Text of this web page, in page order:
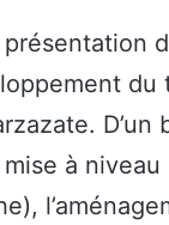
du
D’un
à niveau